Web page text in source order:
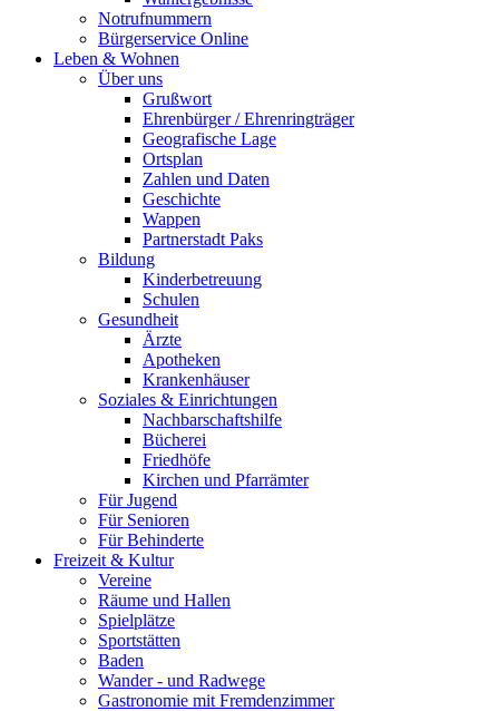
Notrufnummern
Bürgerservice Online
Leben & Wohnen
Über uns
Grußwort
Ehrenbürger / Ehrenringträger
Geografische Lage
Ortsplan
Zahlen und Daten
Geschichte
Wappen
Partnerstadt Paks
Bildung
Kinderbetreuung
Schulen
Gesundheit
Ärzte
Apotheken
Krankenhäuser
Soziales & Einrichtungen
Nachbarschaftshilfe
Bücherei
Friedhöfe
Kirchen und Pfarrämter
Für Jugend
Für Senioren
Für Behinderte
Freizeit & Kultur
Vereine
Räume und Hallen
Spielplätze
Sportstätten
Baden
Wander - und Radwege
Gastronomie mit Fremdenzimmer